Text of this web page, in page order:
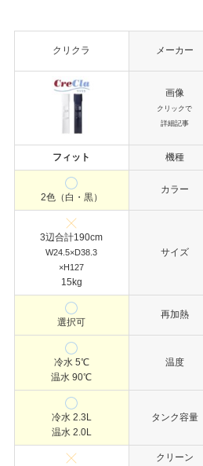
クリクラ メーカー
画像
クリックで
詳細記事
フィット 機種
2色（白・黒）
カラー
3辺合計190cm
W24.5×D38.3
×H127
15kg
サイズ
選択可
再加熱
冷水 5℃
温水 90℃
温度
冷水 2.3L
温水 2.0L
タンク容量
クリーン